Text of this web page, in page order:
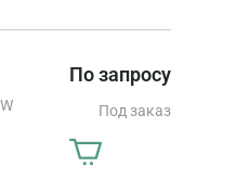
По запросу
Под заказ